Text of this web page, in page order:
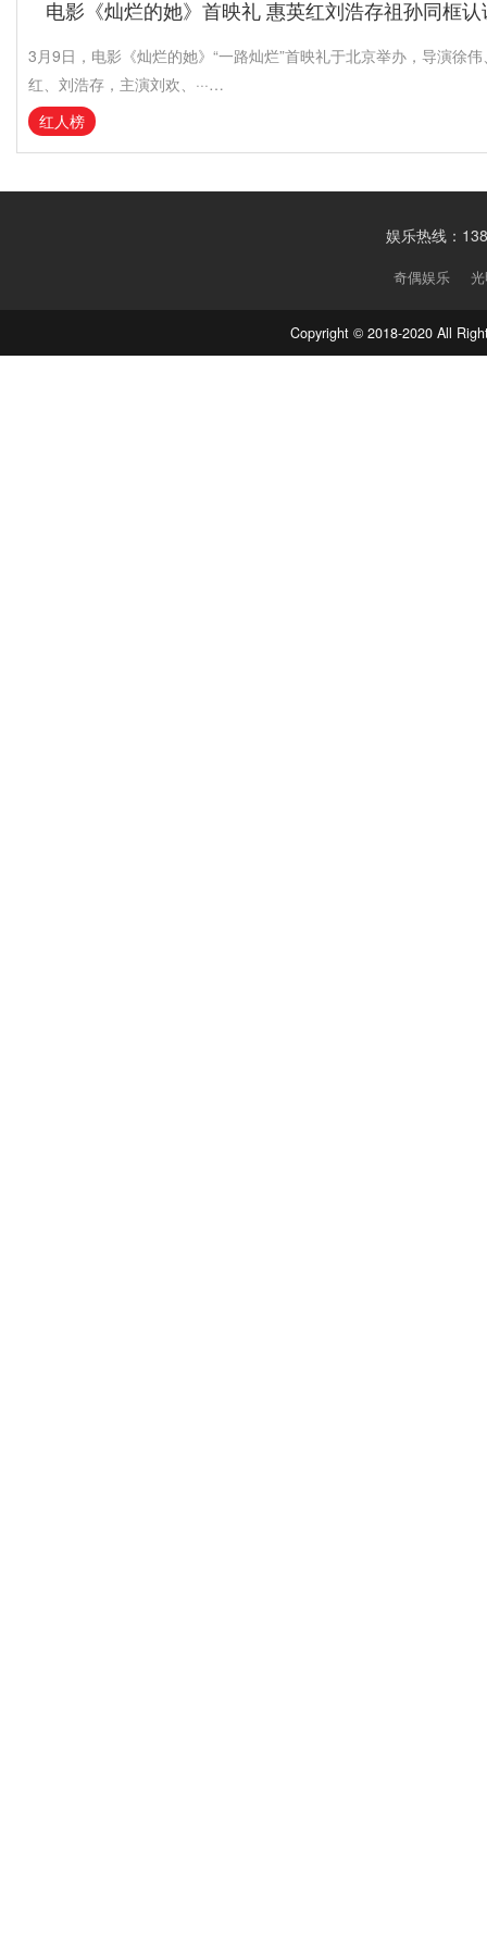
电影《灿烂的她》首映礼 惠英红刘浩存祖孙同框认
3月9日，电影《灿烂的她》“一路灿烂”首映礼于北京举办，导演徐
红、刘浩存，主演刘欢、···…
红人榜
娱乐热线：
奇偶娱乐
Copyright © 2018-2020 All